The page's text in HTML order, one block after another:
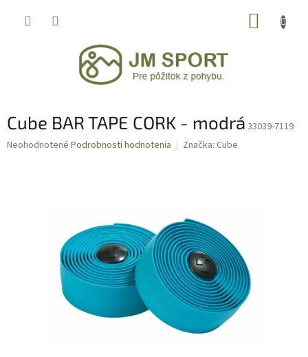
Cube BAR TAPE CORK - modrá 33039-7119
Priemerné
Neohodnotené Podrobnosti hodnotenia Značka: Cube